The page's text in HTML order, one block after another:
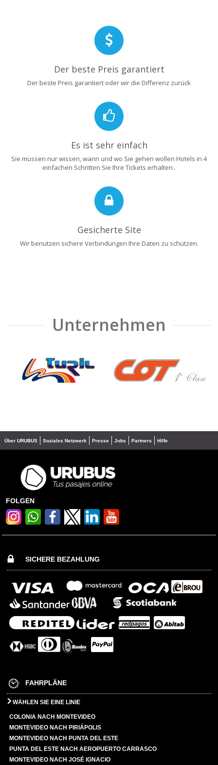
Der beste Preis garantiert
Der beste Preis garantiert oder wir die Differenz zurück
Es ist sehr einfach
Sie müssen nur wissen, wann und wo Sie gehen wollen Hotels in 4
einfachen Schritten Sie Ihre Tickets erhalten..
Gesicherte Site
Wir benutzen sichere Verbindungen Ihre Daten zu schützen.
Unternehmen
❮ ❯
Über URUBUS Soziales Netzwerk Presse Jobs Partners Hilfe
FOLGEN
SICHERE BEZAHLUNG
FAHRPLÄNE
WÄHLEN SIE EINE LINIE
COLONIA NACH MONTEVIDEO
MONTEVIDEO NACH PIRIÁPOLIS
MONTEVIDEO NACH PUNTA DEL ESTE
PUNTA DEL ESTE NACH AEROPUERTO CARRASCO
MONTEVIDEO NACH JOSÉ IGNACIO